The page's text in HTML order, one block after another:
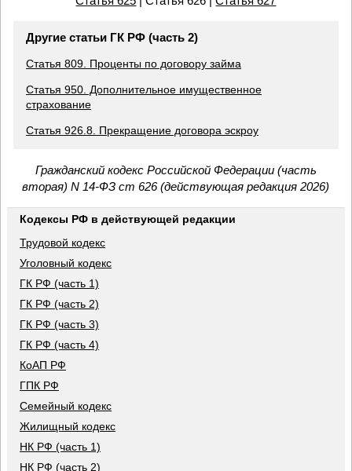
Другие статьи ГК РФ (часть 2)
Статья 809. Проценты по договору займа
Статья 950. Дополнительное имущественное
страхование
Статья 926.8. Прекращение договора эскроу
Гражданский кодекс Российской Федерации (часть
вторая) N 14-ФЗ ст 626 (действующая редакция 2026)
Кодексы РФ в действующей редакции
Трудовой кодекс
Уголовный кодекс
ГК РФ (часть 1)
ГК РФ (часть 2)
ГК РФ (часть 3)
ГК РФ (часть 4)
КоАП РФ
ГПК РФ
Семейный кодекс
Жилищный кодекс
НК РФ (часть 1)
НК РФ (часть 2)